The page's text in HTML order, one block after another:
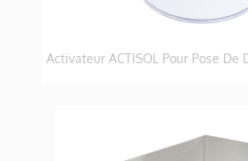
Activateur ACTISOL Pour Pose De